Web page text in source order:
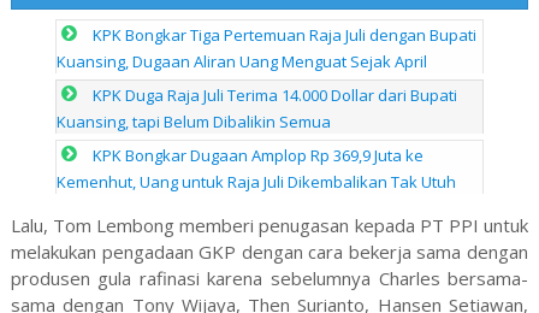
KPK Bongkar Tiga Pertemuan Raja Juli dengan Bupati
Kuansing, Dugaan Aliran Uang Menguat Sejak April
KPK Duga Raja Juli Terima 14.000 Dollar dari Bupati
Kuansing, tapi Belum Dibalikin Semua
KPK Bongkar Dugaan Amplop Rp 369,9 Juta ke
Kemenhut, Uang untuk Raja Juli Dikembalikan Tak Utuh
Lalu, Tom Lembong memberi penugasan kepada PT PPI untuk
melakukan pengadaan GKP dengan cara bekerja sama dengan
produsen gula rafinasi karena sebelumnya Charles bersama-
sama dengan Tony Wijaya, Then Surianto, Hansen Setiawan,